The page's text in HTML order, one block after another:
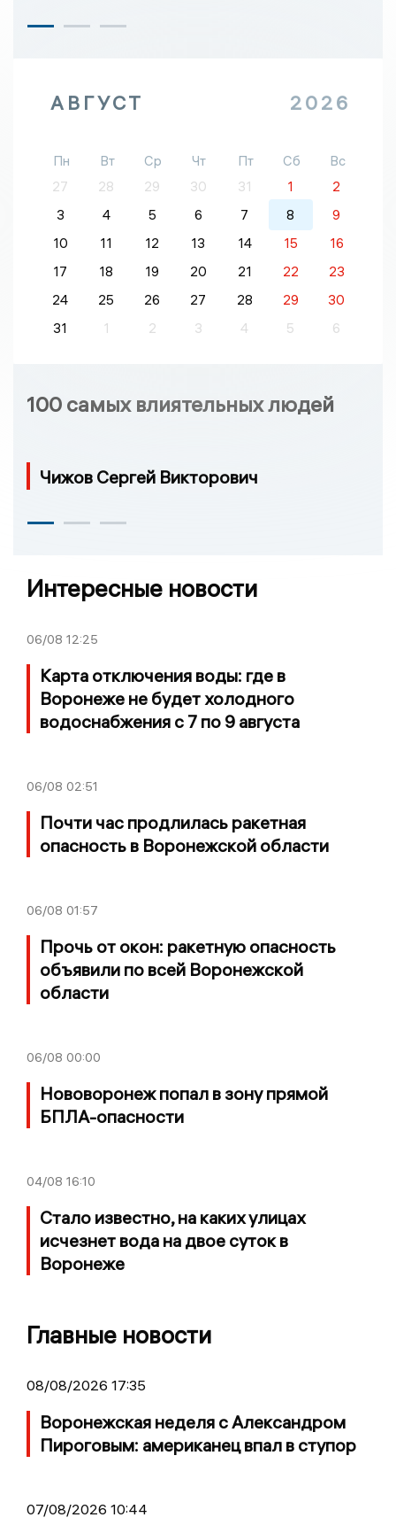
АВГУСТ 2026
Пн Вт Ср Чт Пт Сб
Вс
27
28 29 30 31 1
2
3
4 5 6 7 8
9
10
11 12 13 14 15
16
17
18 19 20 21 22
23
24
25 26 27 28 29
30
31
1 2 3 4 5 6
100 самых влиятельных людей
Чижов Сергей Викторович
Интересные новости
06/08 12:25
Карта отключения воды: где в
Воронеже не будет холодного
водоснабжения с 7 по 9 августа
06/08 02:51
Почти час продлилась ракетная
опасность в Воронежской области
06/08 01:57
Прочь от окон: ракетную опасность
объявили по всей Воронежской
области
06/08 00:00
Нововоронеж попал в зону прямой
БПЛА-опасности
04/08 16:10
Стало известно, на каких улицах
исчезнет вода на двое суток в
Воронеже
Главные новости
08/08/2026 17:35
Воронежская неделя с Александром
Пироговым: американец впал в ступор
07/08/2026 10:44